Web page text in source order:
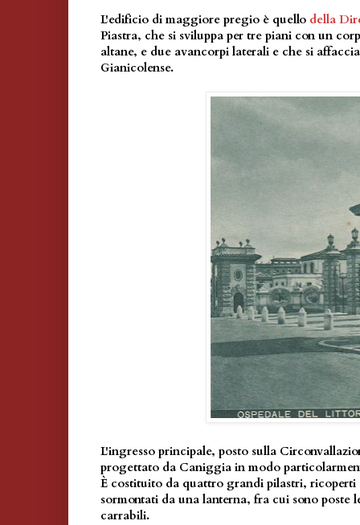
L'edificio di maggiore pregio è quello della
Piastra, che si sviluppa per tre piani con un
altane, e due avancorpi laterali e che si
Gianicolense.
L'ingresso principale, posto sulla
progettato da Caniggia in modo
È costituito da quattro grandi pilastri,
sormontati da una lanterna, fra cui sono poste
carrabili.